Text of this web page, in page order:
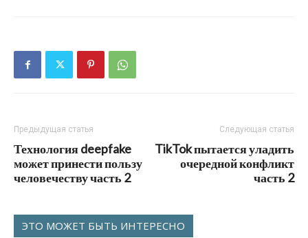
Предыдущая статья
Технология deepfake
может принести пользу
человечеству часть 2
Следующая статья
TikTok пытается уладить
очередной конфликт
часть 2
ЭТО МОЖЕТ БЫТЬ ИНТЕРЕСНО